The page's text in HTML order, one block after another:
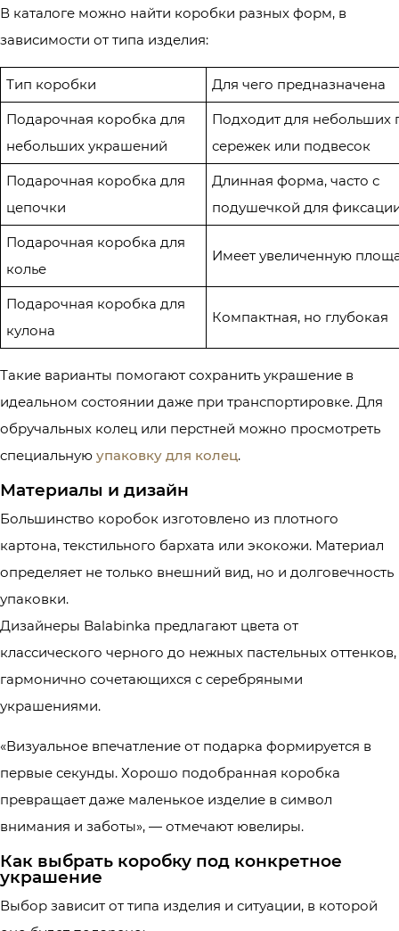
В каталоге можно найти коробки разных форм, в
зависимости от типа изделия:
Тип коробки Для чего предназначена
Подарочная коробка для
небольших украшений
Подходит для небольших
сережек или подвесок
Подарочная коробка для
цепочки
Длинная форма, часто с
подушечкой для
Подарочная коробка для
колье
Имеет увеличенную
Подарочная коробка для
кулона
Компактная, но глубокая
Такие варианты помогают сохранить украшение в
идеальном состоянии даже при транспортировке. Для
обручальных колец или перстней можно просмотреть
специальную упаковку для колец.
Материалы и дизайн
Большинство коробок изготовлено из плотного
картона, текстильного бархата или экокожи. Материал
определяет не только внешний вид, но и долговечность
упаковки.
Дизайнеры Balabinka предлагают цвета от
классического черного до нежных пастельных оттенков,
гармонично сочетающихся с серебряными
украшениями.
«Визуальное впечатление от подарка формируется в
первые секунды. Хорошо подобранная коробка
превращает даже маленькое изделие в символ
внимания и заботы», — отмечают ювелиры.
Как выбрать коробку под конкретное
украшение
Выбор зависит от типа изделия и ситуации, в которой